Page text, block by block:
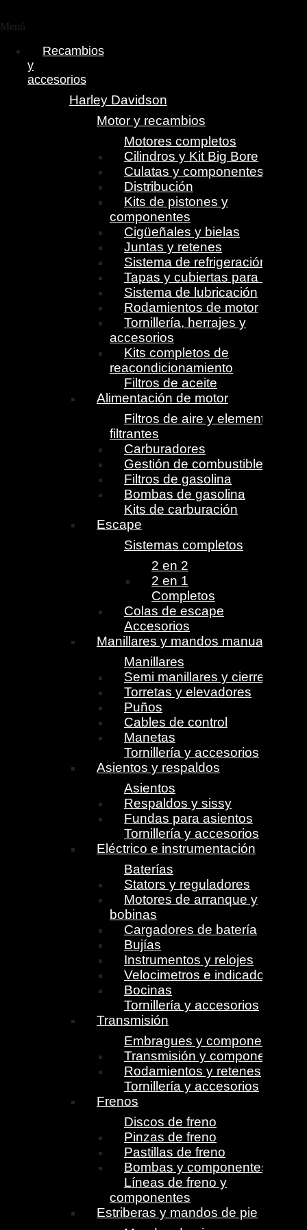
Menú
Recambios
y
accesorios
Harley Davidson
Motor y recambios
Motores completos
Cilindros y Kit Big Bore
Culatas y componentes
Distribución
Kits de pistones y
componentes
Cigüeñales y bielas
Juntas y retenes
Sistema de refrigeración
Tapas y cubiertas para motor
Sistema de lubricación
Rodamientos de motor
Tornillería, herrajes y
accesorios
Kits completos de
reacondicionamiento
Filtros de aceite
Alimentación de motor
Filtros de aire y elementos
filtrantes
Carburadores
Gestión de combustible
Filtros de gasolina
Bombas de gasolina
Kits de carburación
Escape
Sistemas completos
2 en 2
2 en 1
Completos
Colas de escape
Accesorios
Manillares y mandos manuales
Manillares
Semi manillares y cierres
Torretas y elevadores
Puños
Cables de control
Manetas
Tornillería y accesorios
Asientos y respaldos
Asientos
Respaldos y sissy
Fundas para asientos
Tornillería y accesorios
Eléctrico e instrumentación
Baterías
Stators y reguladores
Motores de arranque y
bobinas
Cargadores de batería
Bujías
Instrumentos y relojes
Velocimetros e indicadores
Bocinas
Tornillería y accesorios
Transmisión
Embragues y componentes
Transmisión y componentes
Rodamientos y retenes
Tornillería y accesorios
Frenos
Discos de freno
Pinzas de freno
Pastillas de freno
Bombas y componentes
Líneas de freno y
componentes
Estriberas y mandos de pie